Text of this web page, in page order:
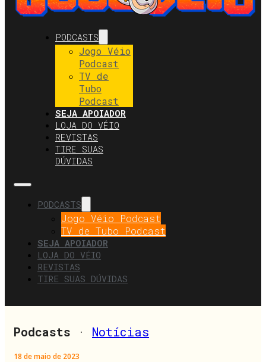
PODCASTS
Jogo Véio
Podcast
TV de
Tubo
Podcast
SEJA APOIADOR
LOJA DO VÉIO
REVISTAS
TIRE SUAS
DÚVIDAS
PODCASTS
Jogo Véio Podcast
TV de Tubo Podcast
SEJA APOIADOR
LOJA DO VÉIO
REVISTAS
TIRE SUAS DÚVIDAS
Podcasts · Notícias
18 de maio de 2023